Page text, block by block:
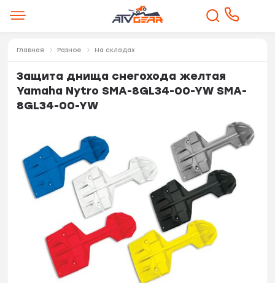
Главная Разное На складах
Защита днища снегохода желтая
Yamaha Nytro SMA-8GL34-00-YW SMA-
8GL34-00-YW